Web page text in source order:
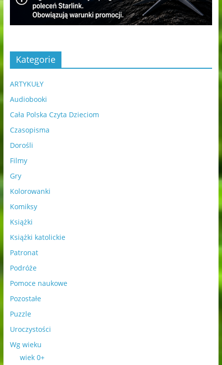
Kategorie
ARTYKUŁY
Audiobooki
Cała Polska Czyta Dzieciom
Czasopisma
Dorośli
Filmy
Gry
Kolorowanki
Komiksy
Książki
Książki katolickie
Patronat
Podróże
Pomoce naukowe
Pozostałe
Puzzle
Uroczystości
Wg wieku
wiek 0+